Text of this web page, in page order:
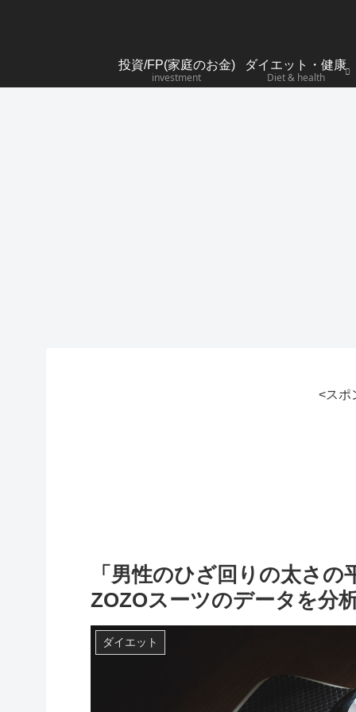
投資/FP(家庭のお金)
investment
ダイエット・健康
Diet & health
<スポ
「男性のひざ回りの太さ
ZOZOスーツのデータを分
ダイエット